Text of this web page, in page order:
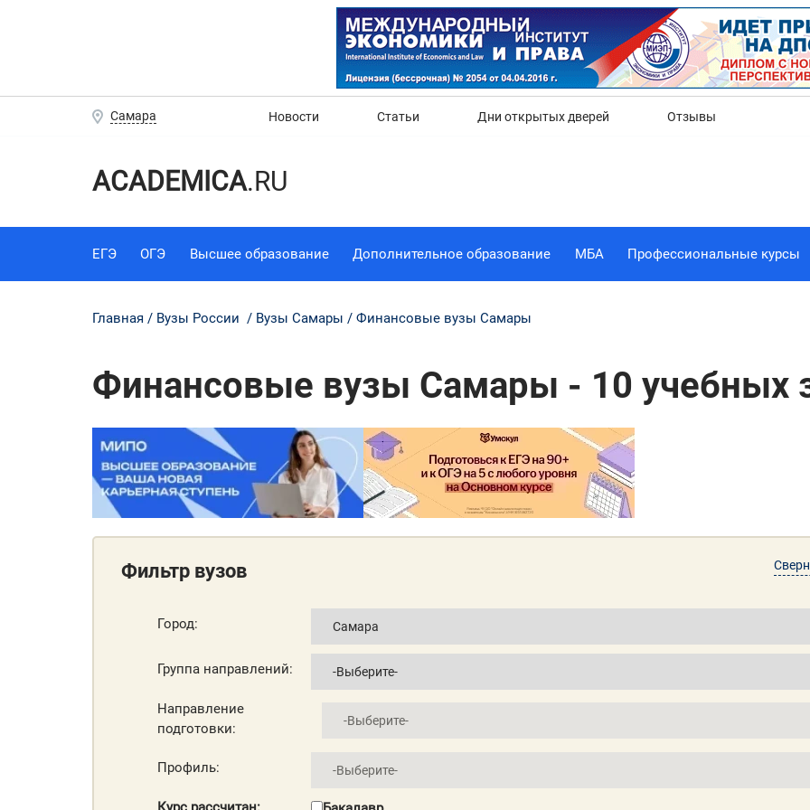
Самара Новости Статьи Дни открытых дверей Отзывы
ACADEMICA.RU
ЕГЭ ОГЭ Высшее образование Дополнительное образование МБА Профессиональные курсы
Главная Вузы России Вузы Самары Финансовые вузы Самары
Финансовые вузы Самары - 10 учебных
Фильтр вузов
Город:
Группа направлений:
Направление
подготовки:
Профиль:
Нет